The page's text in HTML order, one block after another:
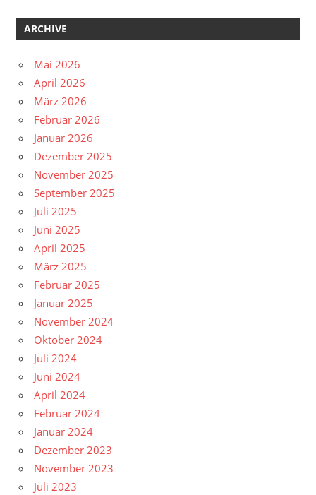
ARCHIVE
Mai 2026
April 2026
März 2026
Februar 2026
Januar 2026
Dezember 2025
November 2025
September 2025
Juli 2025
Juni 2025
April 2025
März 2025
Februar 2025
Januar 2025
November 2024
Oktober 2024
Juli 2024
Juni 2024
April 2024
Februar 2024
Januar 2024
Dezember 2023
November 2023
Juli 2023